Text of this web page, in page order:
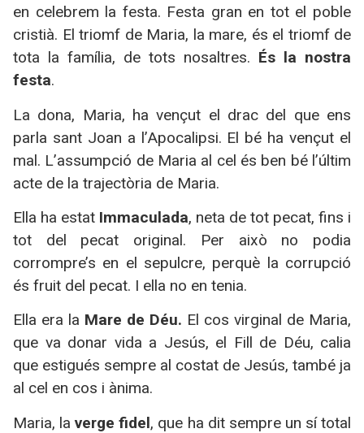
en celebrem la festa. Festa gran en tot el poble
cristià. El triomf de Maria, la mare, és el triomf de
tota la família, de tots nosaltres. És la nostra
festa.
La dona, Maria, ha vençut el drac del que ens
parla sant Joan a l’Apocalipsi. El bé ha vençut el
mal. L’assumpció de Maria al cel és ben bé l’últim
acte de la trajectòria de Maria.
Ella ha estat Immaculada, neta de tot pecat, fins i
tot del pecat original. Per això no podia
corrompre’s en el sepulcre, perquè la corrupció
és fruit del pecat. I ella no en tenia.
Ella era la Mare de Déu. El cos virginal de Maria,
que va donar vida a Jesús, el Fill de Déu, calia
que estigués sempre al costat de Jesús, també ja
al cel en cos i ànima.
Maria, laverge fidel, que ha dit sempre un sí total